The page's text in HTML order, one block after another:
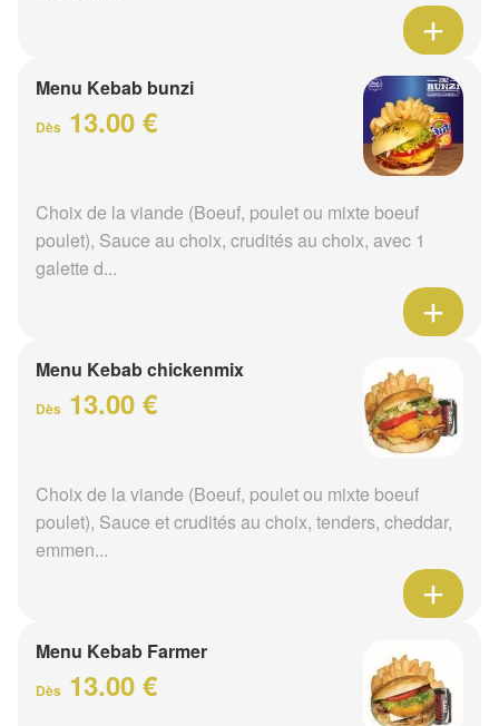
Menu Kebab bunzi
Dès 13.00 €
Choix de la viande (Boeuf, poulet ou mixte boeuf
poulet), Sauce au choix, crudités au choix, avec 1
galette d...
Menu Kebab chickenmix
Dès 13.00 €
Choix de la viande (Boeuf, poulet ou mixte boeuf
poulet), Sauce et crudités au choix, tenders, cheddar,
emmen...
Menu Kebab Farmer
Dès 13.00 €